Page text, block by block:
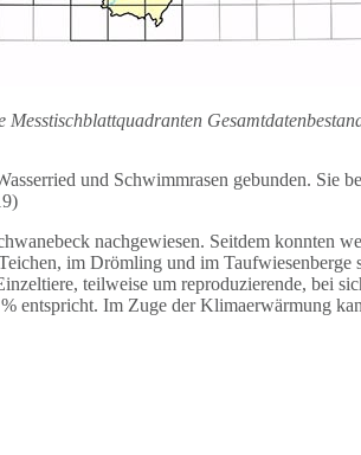
Messtischblattquadranten
und Schwimmrasen gebunden. Sie
nachgewiesen. Seitdem konnten
im Drömling und im
teilweise um reproduzierende, bei
entspricht. Im Zuge der Klimaerwärmung